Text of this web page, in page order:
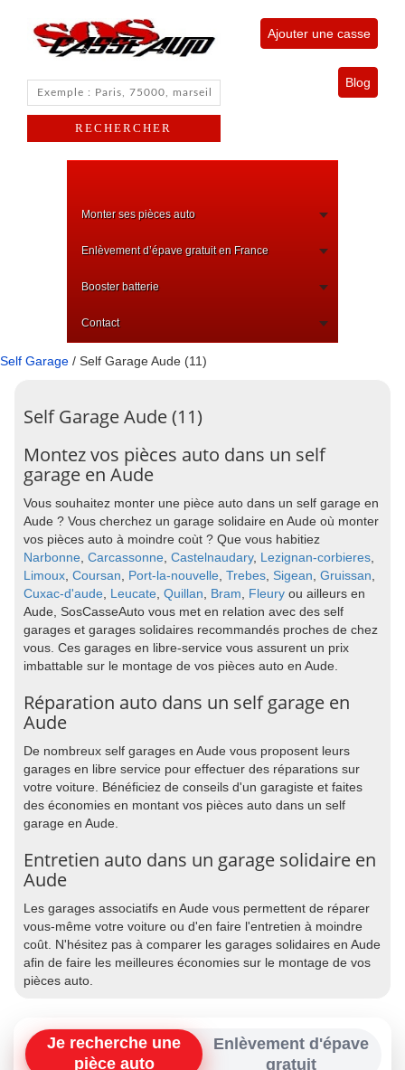
Ajouter une casse
Blog
Monter ses pièces auto
Enlèvement d’épave gratuit en France
Booster batterie
Contact
Self Garage / Self Garage Aude (11)
Self Garage Aude (11)
Montez vos pièces auto dans un self
garage en Aude
Vous souhaitez monter une pièce auto dans un self garage en
Aude ? Vous cherchez un garage solidaire en Aude où monter
vos pièces auto à moindre coùt ? Que vous habitiez
Narbonne, Carcassonne, Castelnaudary, Lezignan-corbieres,
Limoux, Coursan, Port-la-nouvelle, Trebes, Sigean, Gruissan,
Cuxac-d'aude, Leucate, Quillan, Bram, Fleury ou ailleurs en
Aude, SosCasseAuto vous met en relation avec des self
garages et garages solidaires recommandés proches de chez
vous. Ces garages en libre-service vous assurent un prix
imbattable sur le montage de vos pièces auto en Aude.
Réparation auto dans un self garage en
Aude
De nombreux self garages en Aude vous proposent leurs
garages en libre service pour effectuer des réparations sur
votre voiture. Bénéficiez de conseils d'un garagiste et faites
des économies en montant vos pièces auto dans un self
garage en Aude.
Entretien auto dans un garage solidaire en
Aude
Les garages associatifs en Aude vous permettent de réparer
vous-même votre voiture ou d'en faire l'entretien à moindre
coût. N'hésitez pas à comparer les garages solidaires en Aude
afin de faire les meilleures économies sur le montage de vos
pièces auto.
Je recherche une
pièce auto
Enlèvement d'épave
gratuit